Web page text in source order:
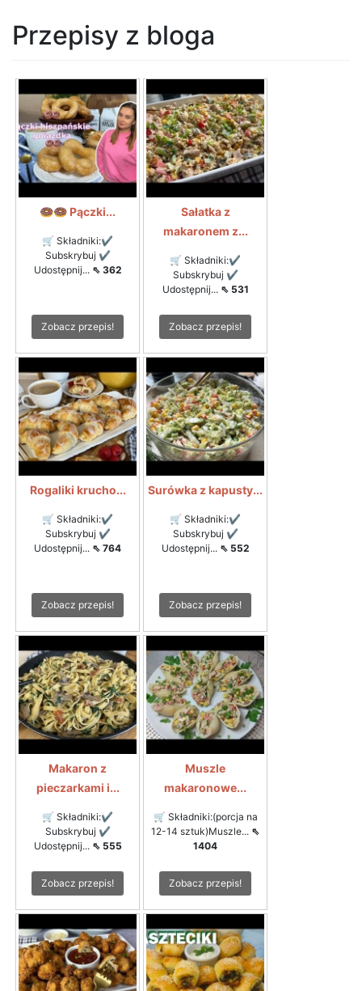
Przepisy z bloga
🍩🍩 Pączki...
🛒 Składniki:✔
Subskrybuj ✔
Udostępnij... ⇖ 362
Zobacz przepis!
Sałatka z
makaronem z...
🛒 Składniki:✔
Subskrybuj ✔
Udostępnij... ⇖ 531
Zobacz przepis!
Rogaliki krucho...
🛒 Składniki:✔
Subskrybuj ✔
Udostępnij... ⇖ 764
Zobacz przepis!
Surówka z kapusty...
🛒 Składniki:✔
Subskrybuj ✔
Udostępnij... ⇖ 552
Zobacz przepis!
Makaron z
pieczarkami i...
🛒 Składniki:✔
Subskrybuj ✔
Udostępnij... ⇖ 555
Zobacz przepis!
Muszle
makaronowe...
🛒 Składniki:(porcja na
12-14 sztuk)Muszle... ⇖
1404
Zobacz przepis!